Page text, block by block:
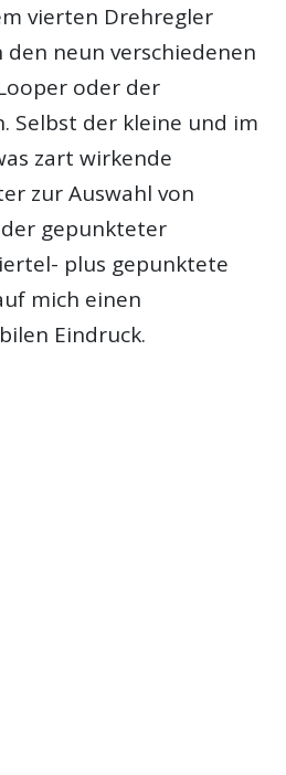
vierten Drehregler
den neun verschiedenen
oder der
Selbst der kleine und im
zart wirkende
zur Auswahl von
gepunkteter
plus gepunktete
mich einen
Eindruck.